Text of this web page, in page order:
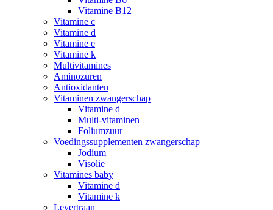
Vitamine B12
Vitamine c
Vitamine d
Vitamine e
Vitamine k
Multivitamines
Aminozuren
Antioxidanten
Vitaminen zwangerschap
Vitamine d
Multi-vitaminen
Foliumzuur
Voedingssupplementen zwangerschap
Jodium
Visolie
Vitamines baby
Vitamine d
Vitamine k
Levertraan